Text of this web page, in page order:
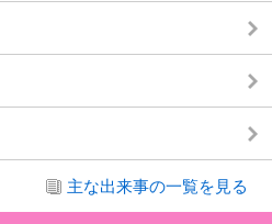
主な出来事の一覧を見る